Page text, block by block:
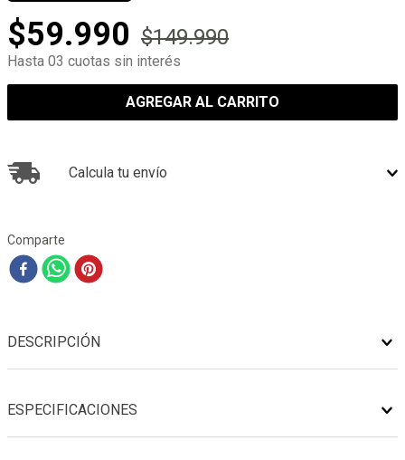
$59.990 $149.990
Hasta 03 cuotas sin interés
AGREGAR AL CARRITO
Calcula tu envío
Comparte
DESCRIPCIÓN
ESPECIFICACIONES